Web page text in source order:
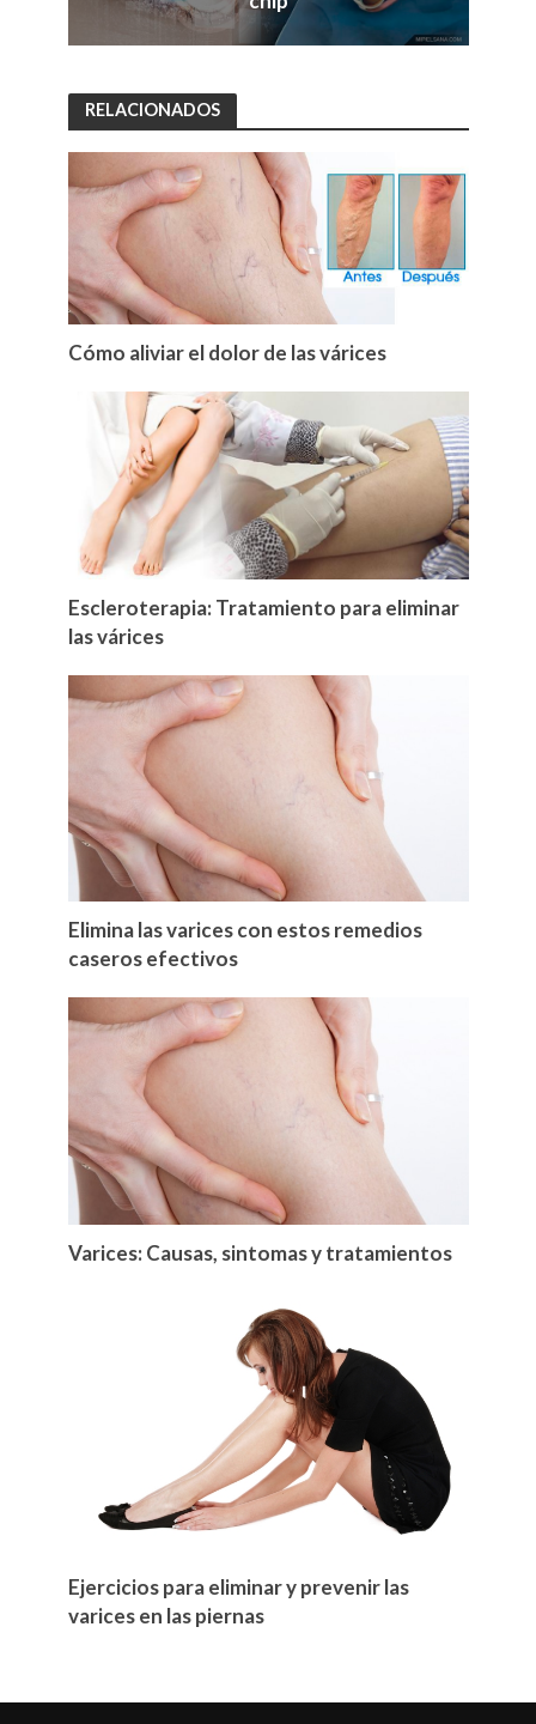
RELACIONADOS
Cómo aliviar el dolor de las várices
Escleroterapia: Tratamiento para eliminar
las várices
Elimina las varices con estos remedios
caseros efectivos
Varices: Causas, sintomas y tratamientos
Ejercicios para eliminar y prevenir las
varices en las piernas